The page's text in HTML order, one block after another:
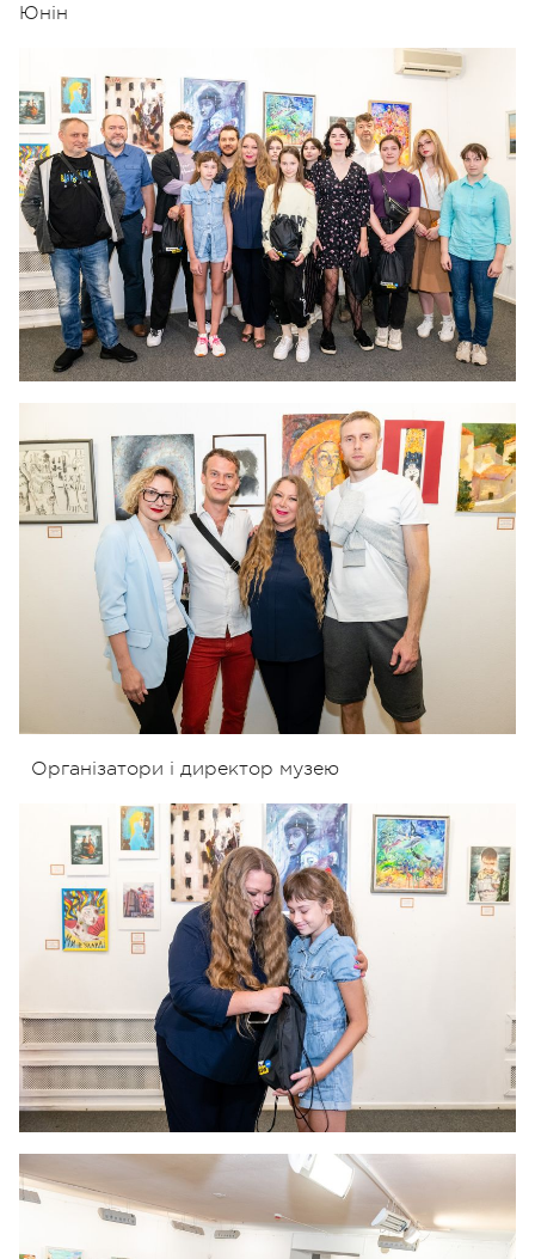
Юнін
Організатори і директор музею